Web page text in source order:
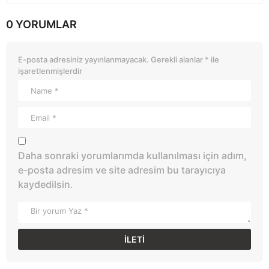
0 YORUMLAR
E-posta adresiniz yayınlanmayacak. Gerekli alanlar * ile
işaretlenmişlerdir
Daha sonraki yorumlarımda kullanılması için adım,
e-posta adresim ve site adresim bu tarayıcıya
kaydedilsin.